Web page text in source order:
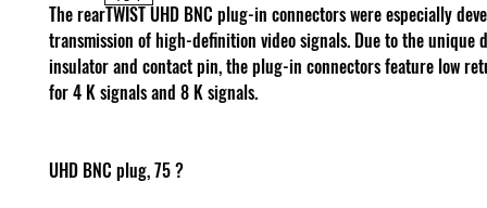
The rearTWIST UHD BNC plug-in connectors were especially
transmission of high-definition video signals. Due to the unique
insulator and contact pin, the plug-in connectors feature low
for 4 K signals and 8 K signals.
UHD BNC plug, 75 ?